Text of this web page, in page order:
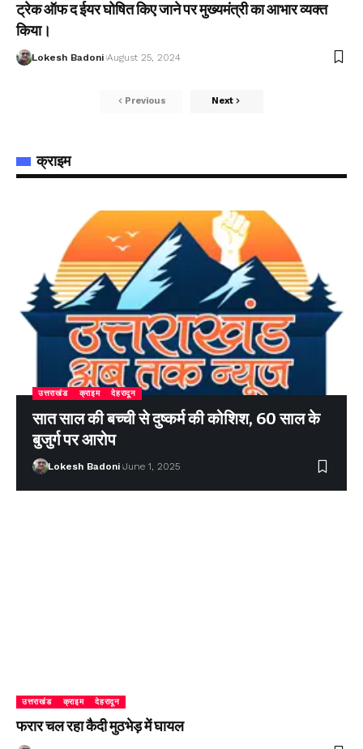
ट्रेक ऑफ द ईयर घोषित किए जाने पर मुख्यमंत्री का आभार व्यक्त
किया।
Lokesh Badoni August 25, 2024
Previous Next
क्राइम
उत्तराखंड क्राइम देहरादून
सात साल की बच्ची से दुष्कर्म की कोशिश, 60 साल के
बुजुर्ग पर आरोप
Lokesh Badoni June 1, 2025
उत्तराखंड क्राइम देहरादून
फरार चल रहा कैदी मुठभेड़ में घायल